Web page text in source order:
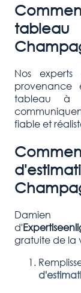
Nos experts
tableau à
fiable et
d'
gratuite de la